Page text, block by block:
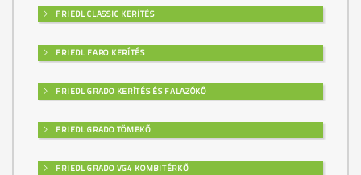
FRIEDL CLASSIC KERÍTÉS
FRIEDL FARO KERÍTÉS
FRIEDL GRADO KERÍTÉS ÉS FALAZÓKŐ
FRIEDL GRADO TÖMBKŐ
FRIEDL GRADO VG4 KOMBITÉRKŐ